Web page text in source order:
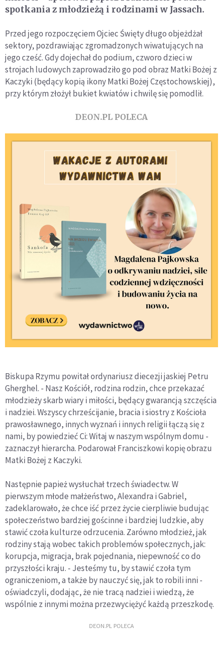
spotkania z młodzieżą i rodzinami w Jassach.
Przed jego rozpoczęciem Ojciec Święty długo objeżdżał
sektory, pozdrawiając zgromadzonych wiwatujących na
jego cześć. Gdy dojechał do podium, czworo dzieci w
strojach ludowych zaprowadziło go pod obraz Matki Bożej z
Kaczyki (będący kopią ikony Matki Bożej Częstochowskiej),
przy którym złożył bukiet kwiatów i chwilę się pomodlił.
DEON.PL POLECA
Biskupa Rzymu powitał ordynariusz diecezji jaskiej Petru
Gherghel. - Nasz Kościół, rodzina rodzin, chce przekazać
młodzieży skarb wiary i miłości, będący gwarancją szczęścia
i nadziei. Wszyscy chrześcijanie, bracia i siostry z Kościoła
prawosławnego, innych wyznań i innych religii łączą się z
nami, by powiedzieć Ci: Witaj w naszym wspólnym domu -
zaznaczył hierarcha. Podarował Franciszkowi kopię obrazu
Matki Bożej z Kaczyki.
Następnie papież wysłuchał trzech świadectw. W
pierwszym młode małżeństwo, Alexandra i Gabriel,
zadeklarowało, że chce iść przez życie cierpliwie budując
społeczeństwo bardziej gościnne i bardziej ludzkie, aby
stawić czoła kulturze odrzucenia. Zarówno młodzież, jak
rodziny stają wobec takich problemów społecznych, jak:
korupcja, migracja, brak pojednania, niepewność co do
przyszłości kraju. - Jesteśmy tu, by stawić czoła tym
ograniczeniom, a także by nauczyć się, jak to robili inni -
oświadczyli, dodając, że nie tracą nadziei i wiedzą, że
wspólnie z innymi można przezwyciężyć każdą przeszkodę.
DEON.PL POLECA